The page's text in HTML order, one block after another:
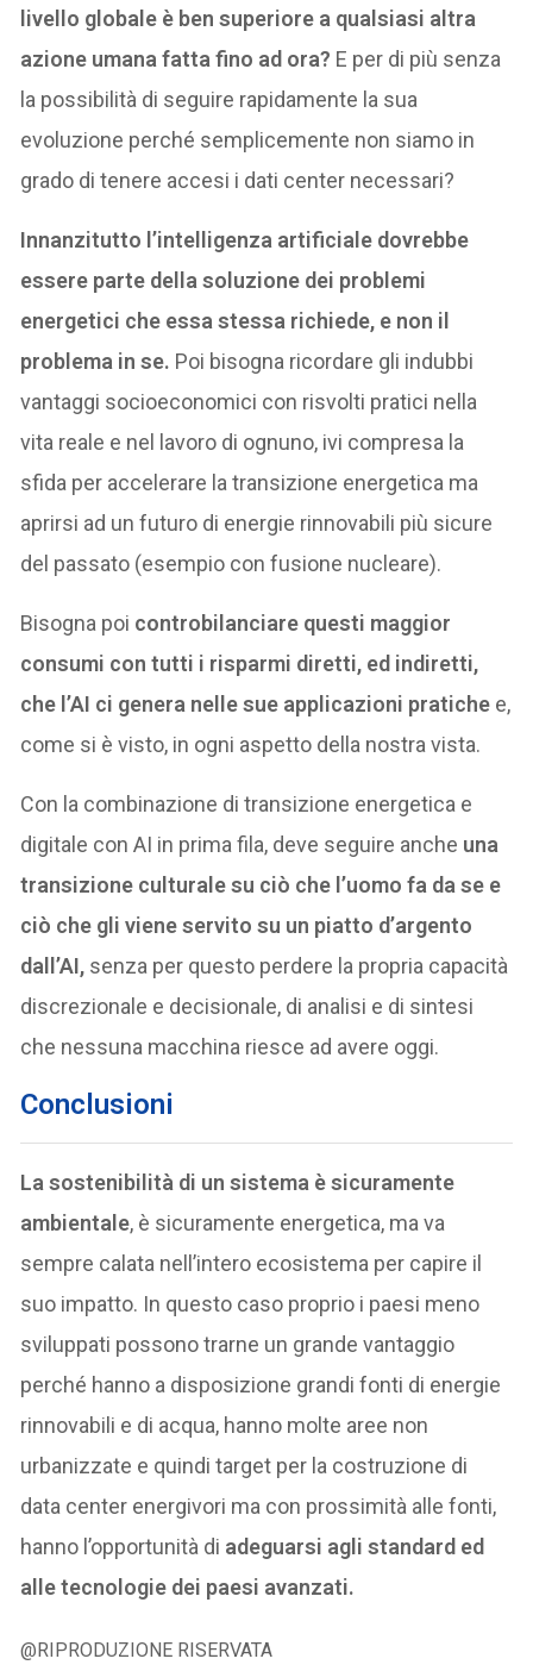
livello globale è ben superiore a qualsiasi altra
azione umana fatta fino ad ora? E per di più senza
la possibilità di seguire rapidamente la sua
evoluzione perché semplicemente non siamo in
grado di tenere accesi i dati center necessari?
Innanzitutto l’intelligenza artificiale dovrebbe
essere parte della soluzione dei problemi
energetici che essa stessa richiede, e non il
problema in se. Poi bisogna ricordare gli indubbi
vantaggi socioeconomici con risvolti pratici nella
vita reale e nel lavoro di ognuno, ivi compresa la
sfida per accelerare la transizione energetica ma
aprirsi ad un futuro di energie rinnovabili più sicure
del passato (esempio con fusione nucleare).
Bisogna poi controbilanciare questi maggior
consumi con tutti i risparmi diretti, ed indiretti,
che l’AI ci genera nelle sue applicazioni pratiche e,
come si è visto, in ogni aspetto della nostra vista.
Con la combinazione di transizione energetica e
digitale con AI in prima fila, deve seguire anche una
transizione culturale su ciò che l’uomo fa da se e
ciò che gli viene servito su un piatto d’argento
dall’AI, senza per questo perdere la propria capacità
discrezionale e decisionale, di analisi e di sintesi
che nessuna macchina riesce ad avere oggi.
Conclusioni
La sostenibilità di un sistema è sicuramente
ambientale, è sicuramente energetica, ma va
sempre calata nell’intero ecosistema per capire il
suo impatto. In questo caso proprio i paesi meno
sviluppati possono trarne un grande vantaggio
perché hanno a disposizione grandi fonti di energie
rinnovabili e di acqua, hanno molte aree non
urbanizzate e quindi target per la costruzione di
data center energivori ma con prossimità alle fonti,
hanno l’opportunità di adeguarsi agli standard ed
alle tecnologie dei paesi avanzati.
@RIPRODUZIONE RISERVATA